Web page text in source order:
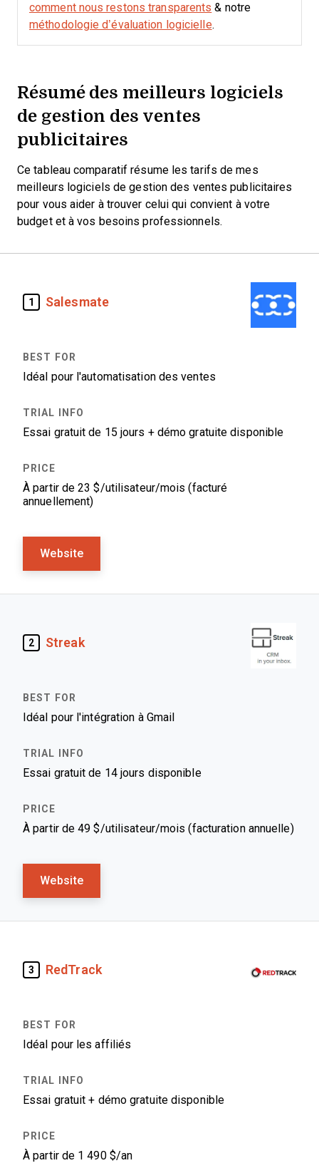
comment nous restons transparents & notre
méthodologie d’évaluation logicielle.
Résumé des meilleurs logiciels
de gestion des ventes
publicitaires
Ce tableau comparatif résume les tarifs de mes
meilleurs logiciels de gestion des ventes publicitaires
pour vous aider à trouver celui qui convient à votre
budget et à vos besoins professionnels.
1 Salesmate
Idéal pour l'automatisation des ventes
Essai gratuit de 15 jours + démo gratuite disponible
À partir de 23 $/utilisateur/mois (facturé
annuellement)
Website
2 Streak
Idéal pour l'intégration à Gmail
Essai gratuit de 14 jours disponible
À partir de 49 $/utilisateur/mois (facturation annuelle)
Website
3 RedTrack
Idéal pour les affiliés
Essai gratuit + démo gratuite disponible
À partir de 1 490 $/an